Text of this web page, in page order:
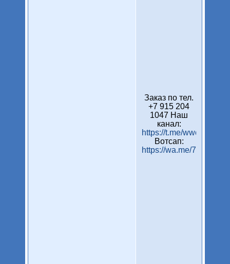
Заказ по тел.
+7 915 204
1047 Наш
канал:
https://t.me/wwcleaning
Вотсап:
https://wa.me/